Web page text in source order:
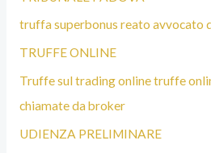
truffa superbonus reato avvocato
TRUFFE ONLINE
Truffe sul trading online truffe
chiamate da broker
UDIENZA PRELIMINARE